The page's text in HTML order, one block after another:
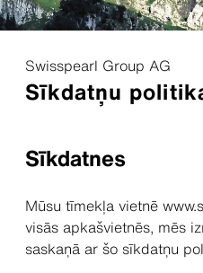
Swisspearl Group AG
Sīkdatņu
Sīkdatnes
Mūsu tīmekļa vietnē
visās apkašvietnēs, mēs
saskaņā ar šo sīkdatņu